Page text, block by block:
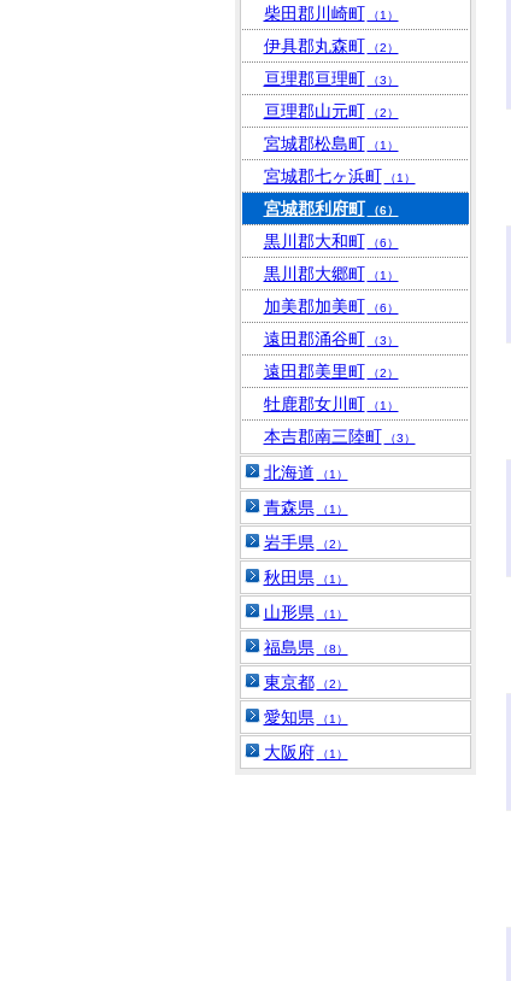
柴田郡川崎町 （1）
伊具郡丸森町 （2）
亘理郡亘理町 （3）
亘理郡山元町 （2）
宮城郡松島町 （1）
宮城郡七ヶ浜町 （1）
宮城郡利府町 （6）
黒川郡大和町 （6）
黒川郡大郷町 （1）
加美郡加美町 （6）
遠田郡涌谷町 （3）
遠田郡美里町 （2）
牡鹿郡女川町 （1）
本吉郡南三陸町 （3）
北海道 （1）
青森県 （1）
岩手県 （2）
秋田県 （1）
山形県 （1）
福島県 （8）
東京都 （2）
愛知県 （1）
大阪府 （1）